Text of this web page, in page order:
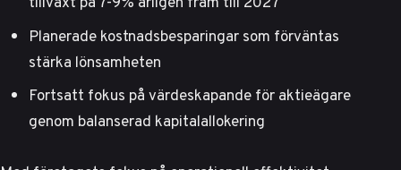
Planerade kostnadsbesparingar som förväntas
stärka lönsamheten
Fortsatt fokus på värdeskapande för aktieägare
genom balanserad kapitalallokering